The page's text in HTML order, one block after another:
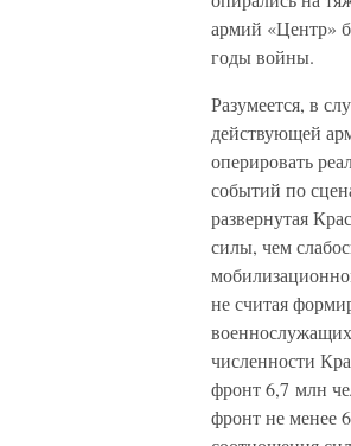
армий «Центр»
годы войны.
Разумеется, в
действующей
оперировать
событий по
развернутая
силы, чем
не считая
численности
фронт 6,7 млн
фронт не менее